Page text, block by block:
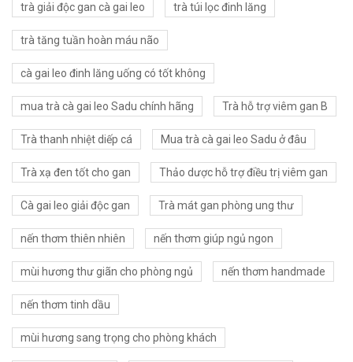
trà giải độc gan cà gai leo trà túi lọc đinh lăng
trà tăng tuần hoàn máu não
cà gai leo đinh lăng uống có tốt không
mua trà cà gai leo Sadu chính hãng Trà hỗ trợ viêm gan B
Trà thanh nhiệt diếp cá Mua trà cà gai leo Sadu ở đâu
Trà xạ đen tốt cho gan Thảo dược hỗ trợ điều trị viêm gan
Cà gai leo giải độc gan Trà mát gan phòng ung thư
nến thơm thiên nhiên nến thơm giúp ngủ ngon
mùi hương thư giãn cho phòng ngủ nến thơm handmade
nến thơm tinh dầu
mùi hương sang trọng cho phòng khách